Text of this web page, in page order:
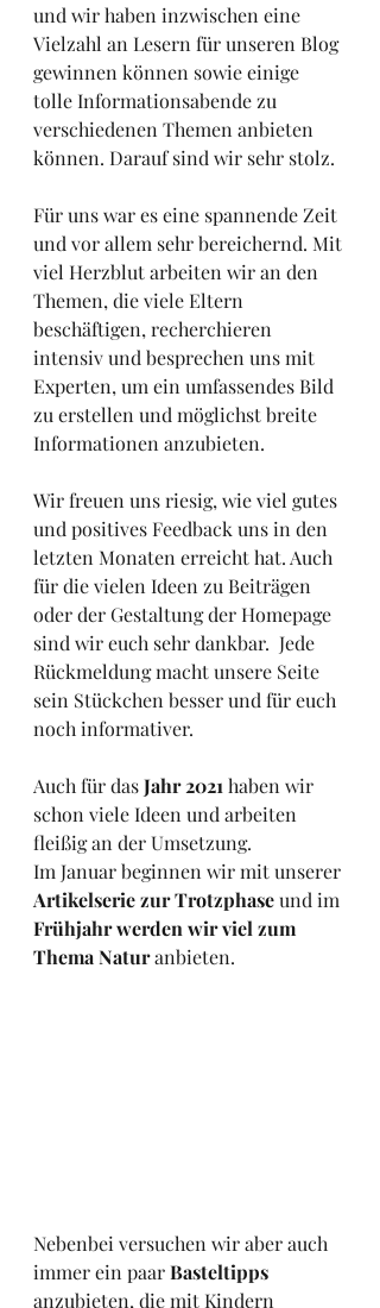
und wir haben inzwischen eine
Vielzahl an Lesern für unseren Blog
gewinnen können sowie einige
tolle Informationsabende zu
verschiedenen Themen anbieten
können. Darauf sind wir sehr stolz.
Für uns war es eine spannende Zeit
und vor allem sehr bereichernd. Mit
viel Herzblut arbeiten wir an den
Themen, die viele Eltern
beschäftigen, recherchieren
intensiv und besprechen uns mit
Experten, um ein umfassendes Bild
zu erstellen und möglichst breite
Informationen anzubieten.
Wir freuen uns riesig, wie viel gutes
und positives Feedback uns in den
letzten Monaten erreicht hat. Auch
für die vielen Ideen zu Beiträgen
oder der Gestaltung der Homepage
sind wir euch sehr dankbar.  Jede
Rückmeldung macht unsere Seite
sein Stückchen besser und für euch
noch informativer.
Auch für das Jahr 2021 haben wir
schon viele Ideen und arbeiten
fleißig an der Umsetzung.
Im Januar beginnen wir mit unserer
Artikelserie zur Trotzphase und im
Frühjahr werden wir viel zum
Thema Natur anbieten.
Nebenbei versuchen wir aber auch
immer ein paar Basteltipps
anzubieten, die mit Kindern